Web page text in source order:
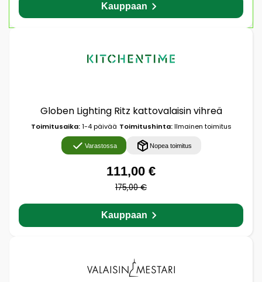
Kauppaan
Globen Lighting Ritz kattovalaisin vihreä
Toimitusaika:1-4 päivää Toimitushinta:Ilmainen toimitus
Varastossa Nopea toimitus
111,00 €
175,00 €
Kauppaan